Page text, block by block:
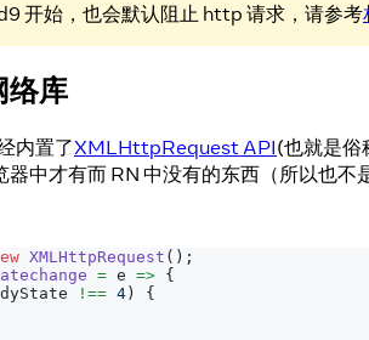
开始，也会默认阻止 http 请求，请参考
络库
内置了XMLHttpRequest API(也就是
器中才有而 RN 中没有的东西（所以也
XMLHttpRequest ( ) ;
= e => {
!== 4 )
{